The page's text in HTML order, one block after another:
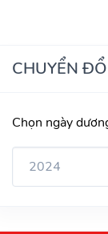
CHUYỂN
Chọn ngày